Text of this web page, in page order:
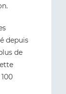
depuis
de